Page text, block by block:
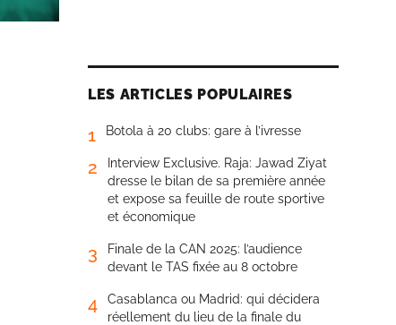
LES ARTICLES POPULAIRES
1 Botola à 20 clubs: gare à l’ivresse
2
Interview Exclusive. Raja: Jawad Ziyat
dresse le bilan de sa première année
et expose sa feuille de route sportive
et économique
3
Finale de la CAN 2025: l’audience
devant le TAS fixée au 8 octobre
4
Casablanca ou Madrid: qui décidera
réellement du lieu de la finale du